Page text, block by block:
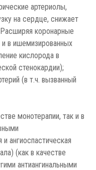
артериолы,
на сердце, снижает
коронарные
и в ишемизированных
кислорода в
стенокардии);
(в т.ч. вызванный
монотерапии, так и в
ангиоспастическая
(как в качестве
антиангинальными